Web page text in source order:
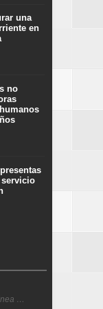
una
en
no
…